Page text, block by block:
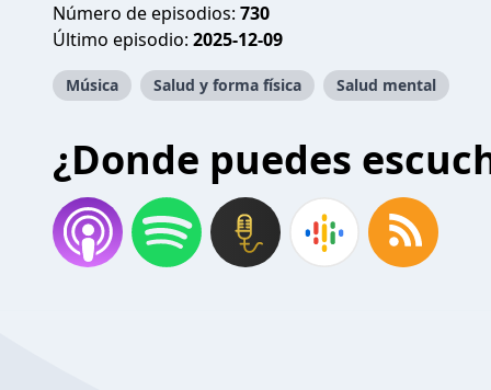
Número de episodios: 730
Último episodio: 2025-12-09
Música Salud y forma física Salud mental
¿Donde puedes